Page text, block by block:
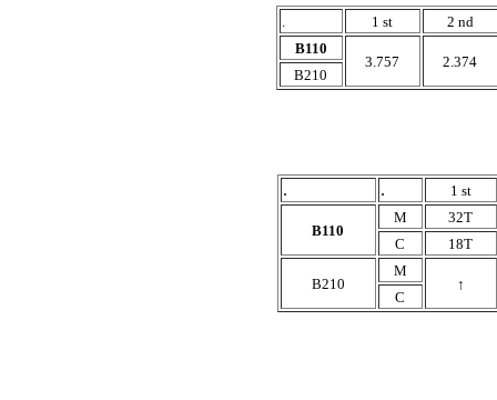
. 1 st
2 nd
B110
3.757
2.374
B210
. . 1 st
B110
M
32T
C
18T
B210
M
↑
C